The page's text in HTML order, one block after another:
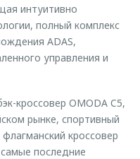
интуитивно
полный комплекс
ADAS,
управления и
кроссовер OMODA C5,
рынке, спортивный
кроссовер
последние